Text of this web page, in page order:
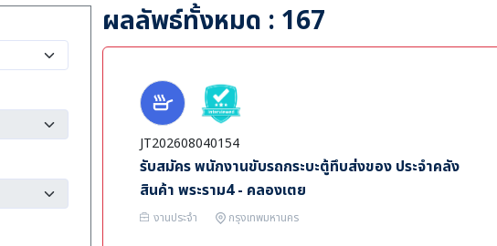
ผลลัพธ์ทั้งหมด : 167
JT202608040154
รับสมัคร พนักงานขับรถกระบะตู้ทึบส่งของ ประจำคลัง
สินค้า พระราม4 - คลองเตย
งานประจำ กรุงเทพมหานคร